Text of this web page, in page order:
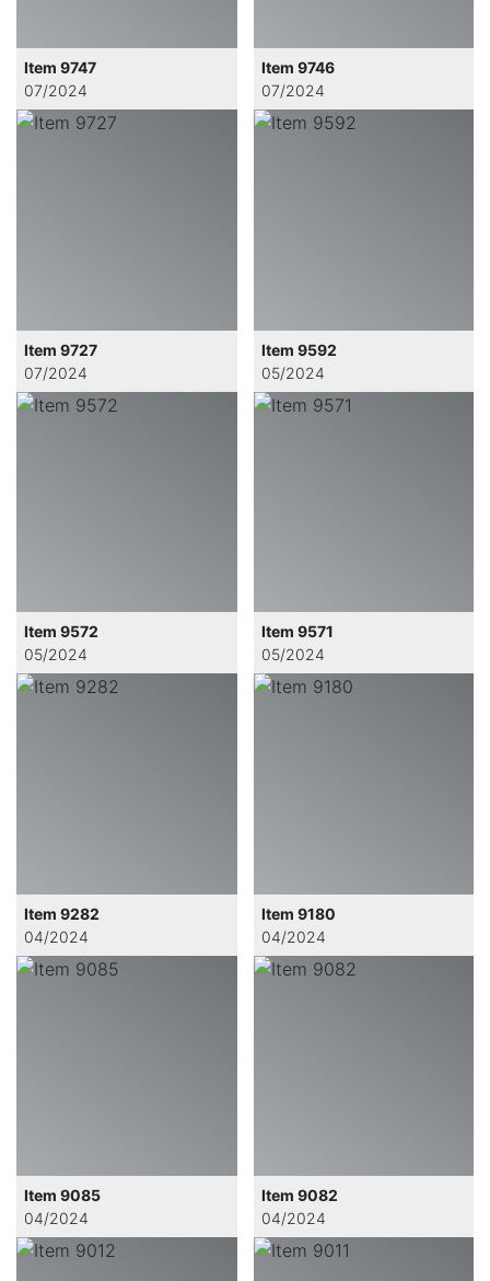
Item 9747
07/2024
Item 9746
07/2024
Item 9727
07/2024
Item 9592
05/2024
Item 9572
05/2024
Item 9571
05/2024
Item 9282
04/2024
Item 9180
04/2024
Item 9085
04/2024
Item 9082
04/2024